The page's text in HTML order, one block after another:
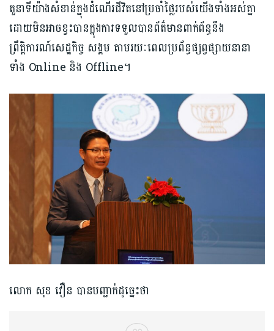
តួនាទីយ៉ាងសំខាន់ក្នុងដំណើរជីវិតនៅប្រចាំថ្លៃរបស់យើងទាំងអស់គ្នា
ដោយមិនអាចខ្វះបានក្នុងការទទួលបានព័ត៌មានពាក់ព័ន្ធនឹង
ព្រឹត្តិការណ៍សេដ្ឋកិច្ច សង្គម តាមរយៈពេលប្រព័ន្ធផ្សព្វផ្សាយនានា
ទាំង Online និង Offline។
លោក សុខ វឿន បានបញ្ជាក់ដូច្នេះថា